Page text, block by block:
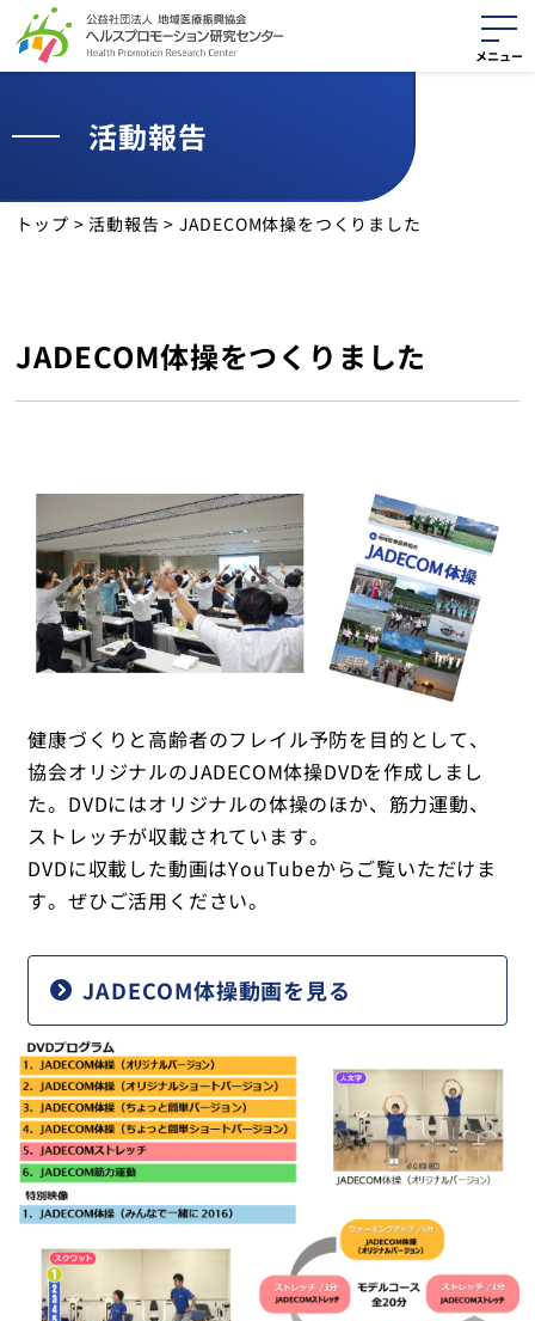
活動紹介
役に立つ資料
サイトマップ
クッキーポリシー
トップ
活動報告
トップ >活動報告 > JADECOM体操をつくりました
JADECOM体操をつくりました
健康づくりと高齢者のフレイル予防を目的として、
協会オリジナルのJADECOM体操DVDを作成しまし
た。DVDにはオリジナルの体操のほか、筋力運動、
ストレッチが収載されています。
DVDに収載した動画はYouTubeからご覧いただけま
す。ぜひご活用ください。
JADECOM体操動画を見る